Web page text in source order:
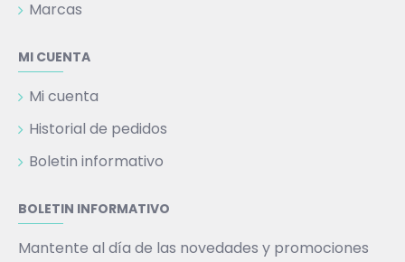
Marcas
MI CUENTA
Mi cuenta
Historial de pedidos
Boletin informativo
BOLETIN INFORMATIVO
Mantente al día de las novedades y promociones